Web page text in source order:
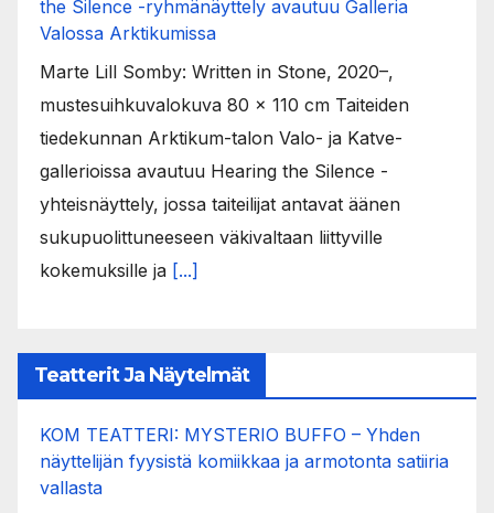
the Silence -ryhmänäyttely avautuu Galleria
Valossa Arktikumissa
Marte Lill Somby: Written in Stone, 2020–,
mustesuihkuvalokuva 80 x 110 cm Taiteiden
tiedekunnan Arktikum-talon Valo- ja Katve-
gallerioissa avautuu Hearing the Silence -
yhteisnäyttely, jossa taiteilijat antavat äänen
sukupuolittuneeseen väkivaltaan liittyville
kokemuksille ja [...]
Teatterit Ja Näytelmät
KOM TEATTERI: MYSTERIO BUFFO – Yhden
näyttelijän fyysistä komiikkaa ja armotonta satiiria
vallasta